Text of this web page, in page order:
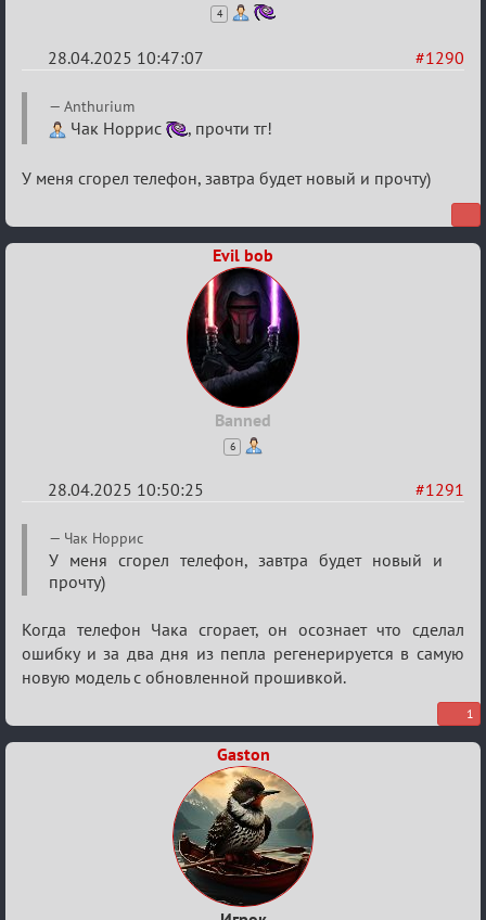
4
#1290
28.04.2025 10:47:07
Re:
Разговоры
XIX
Anthurium
Чак Норрис , прочти тг!
У меня сгорел телефон, завтра будет новый и прочту)
Evil bob
Banned
6
#1291
28.04.2025 10:50:25
Re:
Разговоры
о
XIX
ТПК.
Чак Норрис
У меня сгорел телефон, завтра будет новый и
прочту)
Когда телефон Чака сгорает, он осознает что сделал
ошибку и за два дня из пепла регенерируется в самую
новую модель с обновленной прошивкой.
1
Gaston